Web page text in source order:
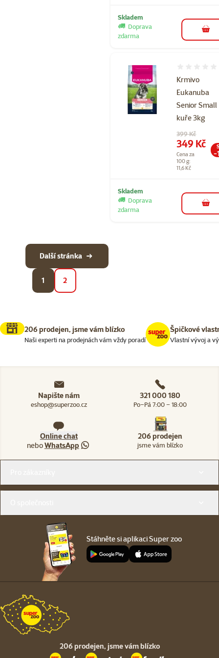
Skladem
Doprava
zdarma
do
Krmivo
Eukanuba
Senior Small
kuře 3kg
Původní cena
399 Kč
Cena
349 Kč
Cena za
100 g:
11,6 Kč
-
Skladem
Doprava
zdarma
do
1 2
Další stránka
206 prodejen, jsme vám blízko
Naši experti na prodejnách vám vždy poradí
Špičkové
Vlastní vývoj a
Napište nám
eshop@superzoo.cz
321 000 180
Po–Pá 7:00 – 18:00
Online chat
neboWhatsApp
206 prodejen
jsme vám blízko
Stáhněte si aplikaci Super zoo
206 prodejen, jsme vám blízko